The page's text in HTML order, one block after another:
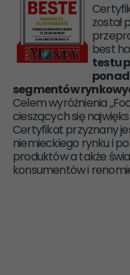
został
best
testu
ponad
segmentów
Celem wyróżnienia
cieszących się
Certyfikat przyznany
niemieckiego rynku i
produktów a także
konsumentów i